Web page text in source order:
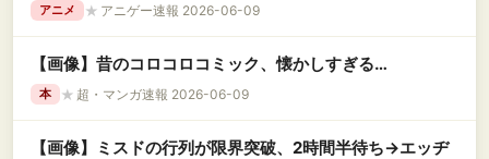
アニメ ★ アニゲー速報 2026-06-09
【画像】昔のコロコロコミック、懐かしすぎる…
本 ★ 超・マンガ速報 2026-06-09
【画像】ミスドの行列が限界突破、2時間半待ち→エッヂ